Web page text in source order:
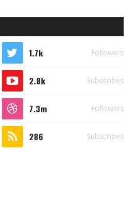
1.7k Followers
2.8k Subscribes
7.3m Followers
286 Subscribes